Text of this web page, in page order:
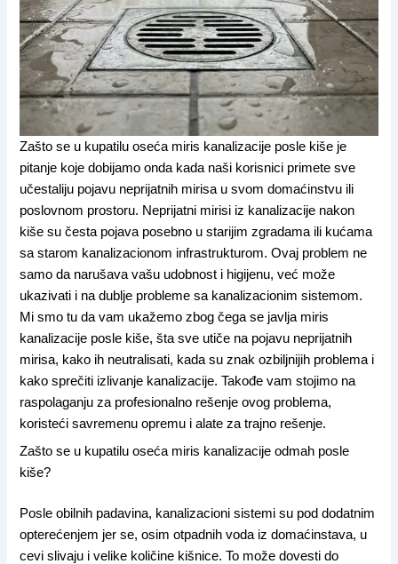
Zašto se u kupatilu oseća miris kanalizacije posle kiše je
pitanje koje dobijamo onda kada naši korisnici primete sve
učestaliju pojavu neprijatnih mirisa u svom domaćinstvu ili
poslovnom prostoru. Neprijatni mirisi iz kanalizacije nakon
kiše su česta pojava posebno u starijim zgradama ili kućama
sa starom kanalizacionom infrastrukturom. Ovaj problem ne
samo da narušava vašu udobnost i higijenu, već može
ukazivati i na dublje probleme sa kanalizacionim sistemom.
Mi smo tu da vam ukažemo zbog čega se javlja miris
kanalizacije posle kiše, šta sve utiče na pojavu neprijatnih
mirisa, kako ih neutralisati, kada su znak ozbiljnijih problema i
kako sprečiti izlivanje kanalizacije. Takođe vam stojimo na
raspolaganju za profesionalno rešenje ovog problema,
koristeći savremenu opremu i alate za trajno rešenje.
Zašto se u kupatilu oseća miris kanalizacije odmah posle
kiše?
Posle obilnih padavina, kanalizacioni sistemi su pod dodatnim
opterećenjem jer se, osim otpadnih voda iz domaćinstava, u
cevi slivaju i velike količine kišnice. To može dovesti do